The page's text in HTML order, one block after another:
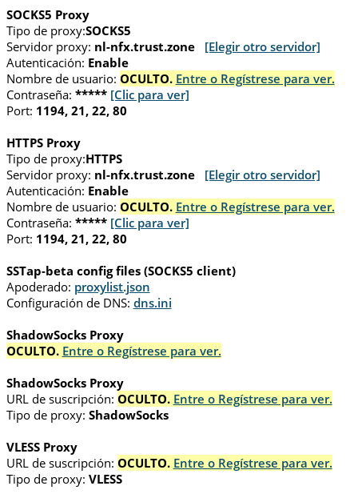
SOCKS5 Proxy
Tipo de proxy:SOCKS5
Servidor proxy: nl-nfx.trust.zone
[Elegir otro servidor]
Autenticación: Enable
Nombre de usuario: OCULTO. Entre o Regístrese para ver.
Contraseña: ***** [Clic para ver]
Port: 1194, 21, 22, 80
HTTPS Proxy
Tipo de proxy:HTTPS
Servidor proxy: nl-nfx.trust.zone
[Elegir otro servidor]
Autenticación: Enable
Nombre de usuario: OCULTO. Entre o Regístrese para ver.
Contraseña: ***** [Clic para ver]
Port: 1194, 21, 22, 80
SSTap-beta config files (SOCKS5 client)
Apoderado: proxylist.json
Configuración de DNS: dns.ini
ShadowSocks Proxy
OCULTO. Entre o Regístrese para ver.
ShadowSocks Proxy
URL de suscripción: OCULTO. Entre o Regístrese para ver.
Tipo de proxy: ShadowSocks
VLESS Proxy
URL de suscripción: OCULTO. Entre o Regístrese para ver.
Tipo de proxy: VLESS